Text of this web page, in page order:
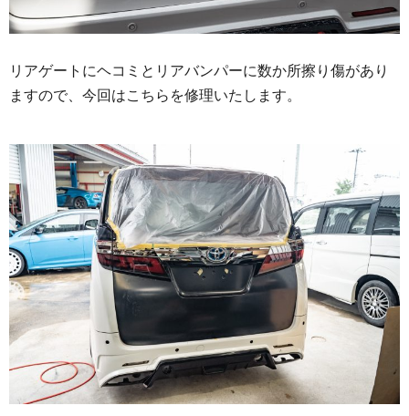
リアゲートにヘコミとリアバンパーに数か所擦り傷があり
ますので、今回はこちらを修理いたします。